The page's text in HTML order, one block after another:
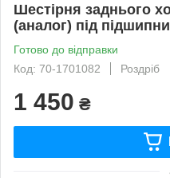
Шестірня заднього
(аналог) під
Готово до відправки
Код: 70-1701082
Роздріб
1 450 ₴